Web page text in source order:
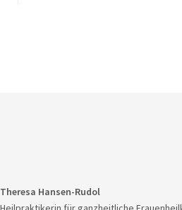
Theresa Hansen-Rudol